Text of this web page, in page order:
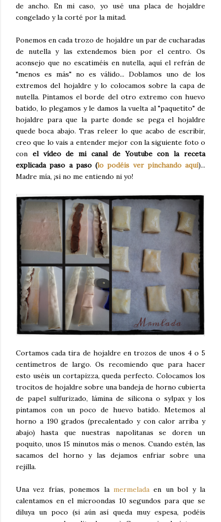
de ancho. En mi caso, yo usé una placa de hojaldre
congelado y la corté por la mitad.
Ponemos en cada trozo de hojaldre un par de cucharadas
de nutella y las extendemos bien por el centro. Os
aconsejo que no escatiméis en nutella, aquí el refrán de
"menos es más" no es válido... Doblamos uno de los
extremos del hojaldre y lo colocamos sobre la capa de
nutella. Pintamos el borde del otro extremo con huevo
batido, lo plegamos y le damos la vuelta al "paquetito" de
hojaldre para que la parte donde se pega el hojaldre
quede boca abajo. Tras releer lo que acabo de escribir,
creo que lo vais a entender mejor con la siguiente foto o
con el vídeo de mi canal de Youtube con la receta
explicada paso a paso (lo podéis ver pinchando aquí)...
Madre mía, ¡si no me entiendo ni yo!
Cortamos cada tira de hojaldre en trozos de unos 4 o 5
centímetros de largo. Os recomiendo que para hacer
esto uséis un cortapizza, queda perfecto. Colocamos los
trocitos de hojaldre sobre una bandeja de horno cubierta
de papel sulfurizado, lámina de silicona o sylpax y los
pintamos con un poco de huevo batido. Metemos al
horno a 190 grados (precalentado y con calor arriba y
abajo) hasta que nuestras napolitanas se doren un
poquito, unos 15 minutos más o menos. Cuando estén, las
sacamos del horno y las dejamos enfriar sobre una
rejilla.
Una vez frías, ponemos la mermelada en un bol y la
calentamos en el microondas 10 segundos para que se
diluya un poco (si aún así queda muy espesa, podéis